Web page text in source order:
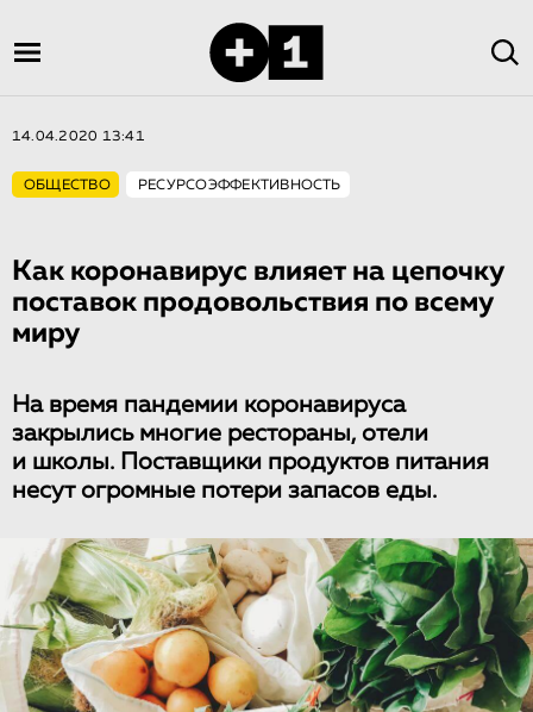
14.04.2020 13:41
ОБЩЕСТВО РЕСУРСОЭФФЕКТИВНОСТЬ
Как коронавирус влияет на цепочку
поставок продовольствия по всему
миру
На время пандемии коронавируса
закрылись многие рестораны, отели
и школы. Поставщики продуктов питания
несут огромные потери запасов еды.